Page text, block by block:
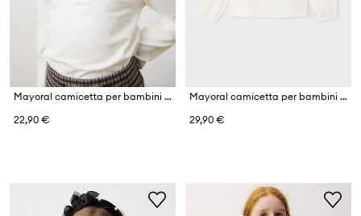
Mayoral camicetta per bambini in cotone con elastan
22,90 €
Mayoral camicetta per bambini con cotone
29,90 €